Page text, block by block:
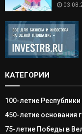
КАТЕГОРИИ
100-летие
450-летие основания
75-летие Победы в